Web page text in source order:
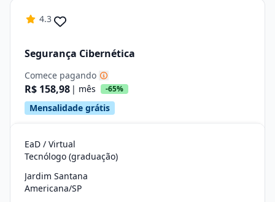
4.3
Segurança Cibernética
Comece pagando
R$ 158,98 | mês -65%
Mensalidade grátis
EaD / Virtual
Tecnólogo (graduação)
Jardim Santana
Americana/SP